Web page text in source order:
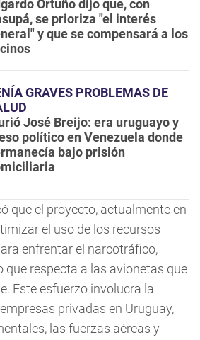
Ortuño dijo que, con
se prioriza "el interés
y que se compensará a los
GRAVES PROBLEMAS DE
José Breijo: era uruguayo y
político en Venezuela donde
bajo prisión
que el proyecto, actualmente en
el uso de los recursos
enfrentar el narcotráfico,
que respecta a las avionetas que
Este esfuerzo involucra la
privadas en Uruguay,
las fuerzas aéreas y